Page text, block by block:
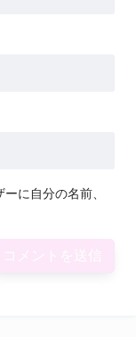
に自分の名前、